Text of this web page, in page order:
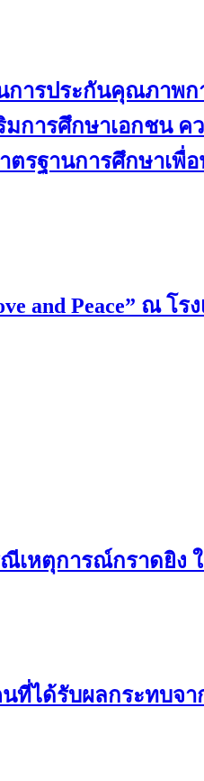
ารประกันคุณภาพก
การศึกษาเอกชน ค
ฐานการศึกษาเพื่อ
and Peace” ณ โ
เหตุการณ์กราดยิง
ที่ได้รับผลกระทบจ